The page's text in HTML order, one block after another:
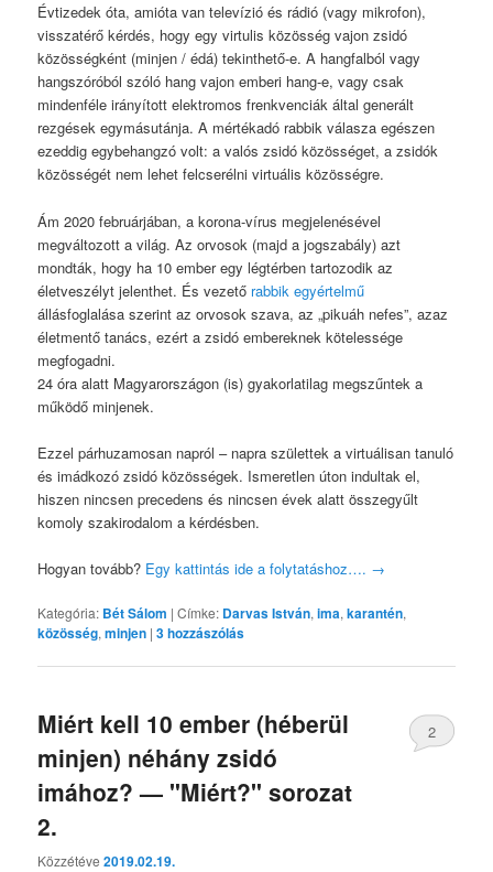
Évtizedek óta, amióta van televízió és rádió (vagy mikrofon),
visszatérő kérdés, hogy egy virtulis közösség vajon zsidó
közösségként (minjen / édá) tekinthető-e. A hangfalból vagy
hangszóróból szóló hang vajon emberi hang-e, vagy csak
mindenféle irányított elektromos frenkvenciák által generált
rezgések egymásutánja. A mértékadó rabbik válasza egészen
ezeddig egybehangzó volt: a valós zsidó közösséget, a zsidók
közösségét nem lehet felcserélni virtuális közösségre.
Ám 2020 februárjában, a korona-vírus megjelenésével
megváltozott a világ. Az orvosok (majd a jogszabály) azt
mondták, hogy ha 10 ember egy légtérben tartozodik az
életveszélyt jelenthet. És vezető rabbik egyértelmű
állásfoglalása szerint az orvosok szava, az „pikuáh nefes”, azaz
életmentő tanács, ezért a zsidó embereknek kötelessége
megfogadni.
24 óra alatt Magyarországon (is) gyakorlatilag megszűntek a
működő minjenek.
Ezzel párhuzamosan napról – napra születtek a virtuálisan tanuló
és imádkozó zsidó közösségek. Ismeretlen úton indultak el,
hiszen nincsen precedens és nincsen évek alatt összegyűlt
komoly szakirodalom a kérdésben.
Hogyan tovább? Egy kattintás ide a folytatáshoz…. →
Kategória: Bét Sálom |Címke: Darvas István,ima,karantén,
közösség,minjen |3hozzászólás
Miért kell 10 ember (héberül
minjen) néhány zsidó
imához? — "Miért?" sorozat
2.
Közzétéve2019.02.19.
2